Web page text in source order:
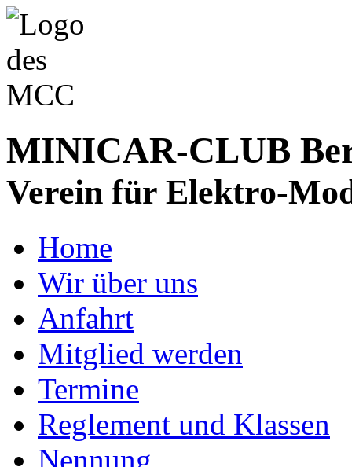
MINICAR-CLUB
Verein für Elektro-
Home
Wir über uns
Anfahrt
Mitglied werden
Termine
Reglement und Klassen
Nennung